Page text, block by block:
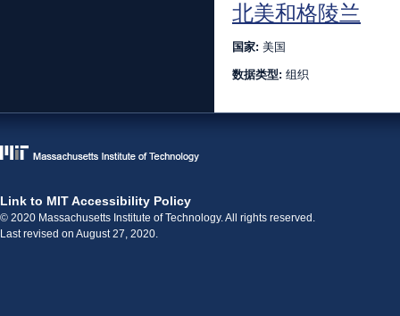
北美和格陵兰
国家: 美国
数据类型: 组织
Link to MIT Accessibility Policy
© 2020 Massachusetts Institute of Technology. All rights reserved.
Last revised on August 27, 2020.